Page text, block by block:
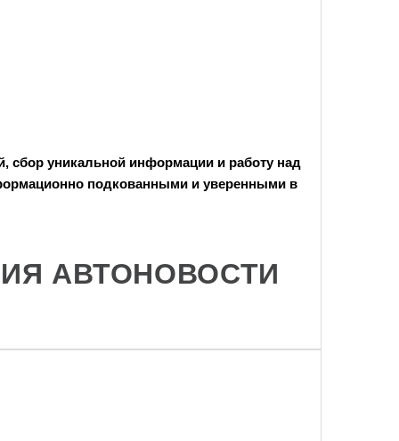
сбор уникальной информации и работу над
подкованными и уверенными в
АВТОНОВОСТИ